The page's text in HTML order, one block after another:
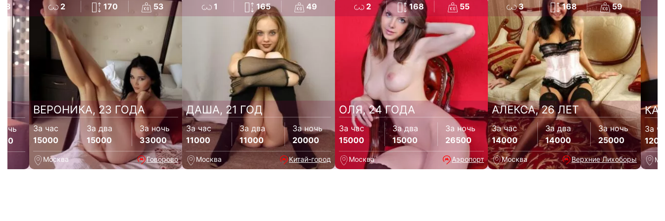
2 170 53
ВЕРОНИКА, 23 ГОДА
За час
15000
За два
15000
За ночь
33000
Москва Говорово
1 165 49
ДАША, 21 ГОД
За час
11000
За два
11000
За ночь
20000
Москва Китай-город
2 168 55
ОЛЯ, 24 ГОДА
За час
15000
За два
15000
За ночь
26500
Москва Аэропорт
3 168 59
АЛЕКСА, 26 ЛЕТ
За час
14000
За два
14000
За ночь
25000
Москва Верхние Лихоборы
За